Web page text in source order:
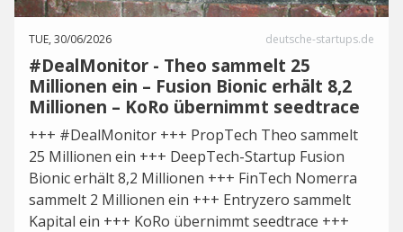
TUE, 30/06/2026 deutsche-startups.de
#DealMonitor - Theo sammelt 25
Millionen ein – Fusion Bionic erhält 8,2
Millionen – KoRo übernimmt seedtrace
+++ #DealMonitor +++ PropTech Theo sammelt
25 Millionen ein +++ DeepTech-Startup Fusion
Bionic erhält 8,2 Millionen +++ FinTech Nomerra
sammelt 2 Millionen ein +++ Entryzero sammelt
Kapital ein +++ KoRo übernimmt seedtrace +++